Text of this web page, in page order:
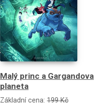
Malý princ a Gargandova
planeta
Základní cena: 199 Kč